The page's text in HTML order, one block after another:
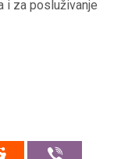
i za posluživanje